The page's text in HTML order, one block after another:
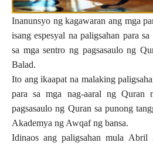
Inanunsyo ng kagawaran ang mga
isang espesyal na paligsahan para
sa mga sentro ng pagsasaulo ng
Balad.
Ito ang ikaapat na malaking
para sa mga nag-aaral ng Quran
pagsasaulo ng Quran sa punong
Akademya ng Awqaf ng bansa.
Idinaos ang paligsahan mula Abril